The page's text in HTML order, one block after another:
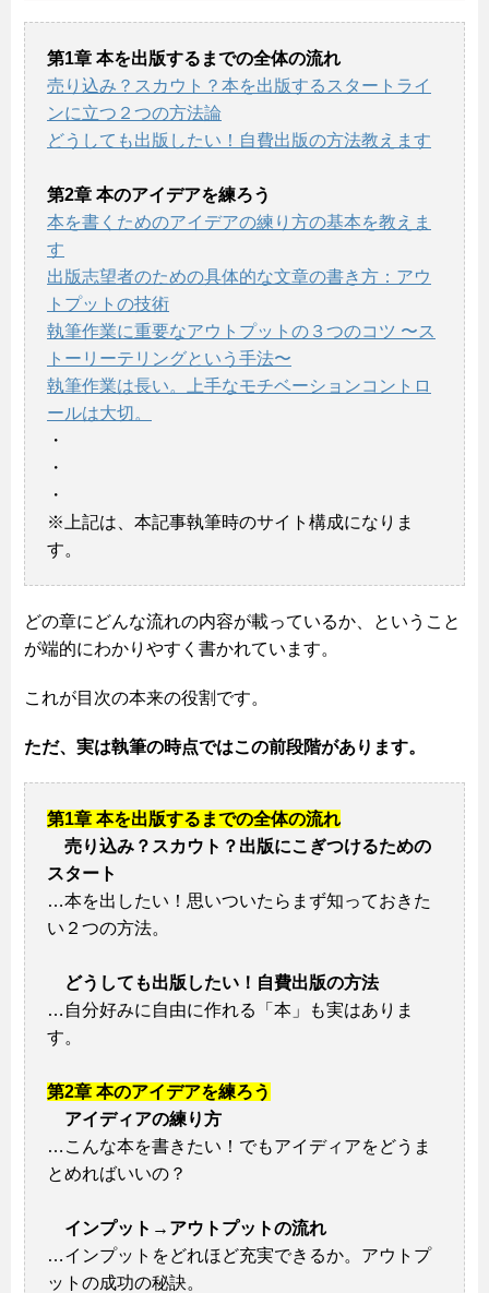
第1章 本を出版するまでの全体の流れ
売り込み？スカウト？本を出版するスタートライ
ンに立つ２つの方法論
どうしても出版したい！自費出版の方法教えます
第2章 本のアイデアを練ろう
本を書くためのアイデアの練り方の基本を教えま
す
出版志望者のための具体的な文章の書き方：アウ
トプットの技術
執筆作業に重要なアウトプットの３つのコツ 〜ス
トーリーテリングという手法〜
執筆作業は長い。上手なモチベーションコントロ
ールは大切。
・
・
・
※上記は、本記事執筆時のサイト構成になりま
す。
どの章にどんな流れの内容が載っているか、ということ
が端的にわかりやすく書かれています。
これが目次の本来の役割です。
ただ、実は執筆の時点ではこの前段階があります。
第1章 本を出版するまでの全体の流れ
売り込み？スカウト？出版にこぎつけるための
スタート
…本を出したい！思いついたらまず知っておきた
い２つの方法。
どうしても出版したい！自費出版の方法
…自分好みに自由に作れる「本」も実はありま
す。
第2章 本のアイデアを練ろう
アイディアの練り方
…こんな本を書きたい！でもアイディアをどうま
とめればいいの？
インプット→アウトプットの流れ
…インプットをどれほど充実できるか。アウトプ
ットの成功の秘訣。